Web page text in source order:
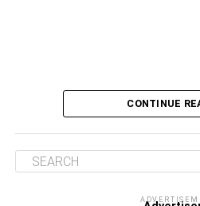
κλειστή του γωνία, μετά από
CONTINUE